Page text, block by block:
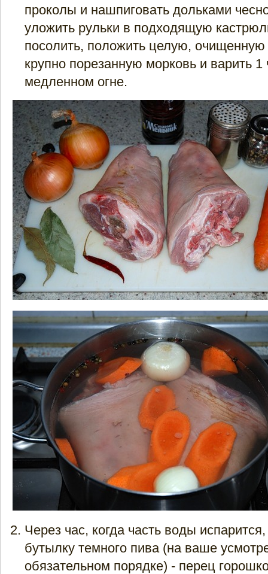
проколы и нашпиговать дольками
уложить рульки в подходящую
посолить, положить целую, очищенную
крупно порезанную морковь и варить 1
медленном огне.
Через час, когда часть воды
бутылку темного пива (на ваше
обязательном порядке) - перец